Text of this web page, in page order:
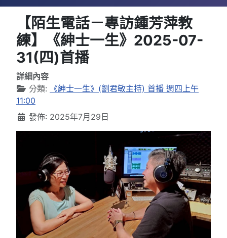
【陌生電話－專訪鍾芳萍教
練】《紳士一生》2025-07-
31(四)首播
詳細內容
分類:
《紳士一生》(劉君敏主持) 首播 週四上午
11:00
發佈: 2025年7月29日